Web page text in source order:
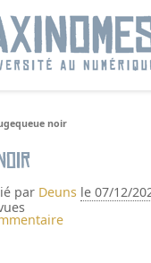
noir
par Deuns le 07/12/